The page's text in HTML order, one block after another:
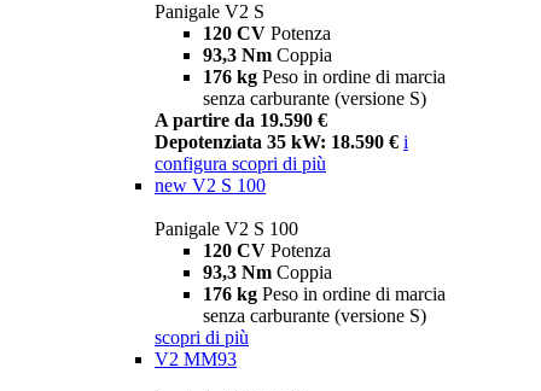
Panigale V2 S
120 CV Potenza
93,3 Nm Coppia
176 kg Peso in ordine di marcia
senza carburante (versione S)
A partire da 19.590 €
Depotenziata 35 kW: 18.590 € i
configura scopri di più
new V2 S 100
Panigale V2 S 100
120 CV Potenza
93,3 Nm Coppia
176 kg Peso in ordine di marcia
senza carburante (versione S)
scopri di più
V2 MM93